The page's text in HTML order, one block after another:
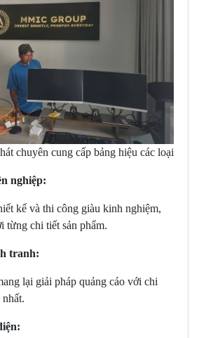
chuyên cung cấp bảng hiệu các loại
nghiệp:
kế và thi công giàu kinh nghiệm,
từng chi tiết sản phẩm.
tranh:
lại giải pháp quảng cáo với chi